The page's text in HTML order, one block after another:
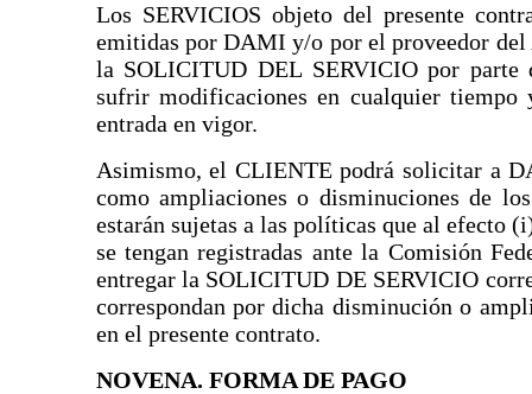
Los SERVICIOS objeto del presente
emitidas por DAMI y/o por el proveedor del
la SOLICITUD DEL SERVICIO por
sufrir modificaciones en cualquier
entrada en vigor.
Asimismo, el CLIENTE podrá solicitar a
como ampliaciones o disminuciones de
estarán sujetas a las políticas que al efecto
se tengan registradas ante la Comisión
entregar la SOLICITUD DE SERVICIO
correspondan por dicha disminución o
en el presente contrato.
NOVENA. FORMA DE PAGO